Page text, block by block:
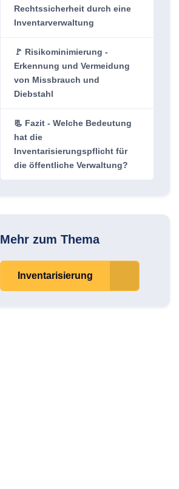
Rechtssicherheit durch eine
Inventarverwaltung
🚩 Risikominimierung -
Erkennung und Vermeidung
von Missbrauch und
Diebstahl
📃 Fazit - Welche Bedeutung
hat die
Inventarisierungspflicht für
die öffentliche Verwaltung?
Mehr zum Thema
Inventarisierung